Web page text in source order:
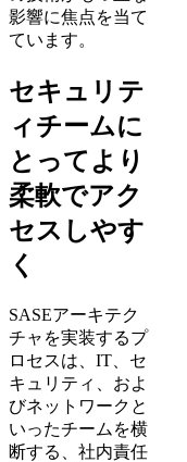
影響に焦点を当て
ています。
セキュリテ
ィチームに
とってより
柔軟でアク
セスしやす
く
SASEアーキテク
チャを実装するプ
ロセスは、IT、セ
キュリティ、およ
びネットワークと
いったチームを横
断する、社内責任